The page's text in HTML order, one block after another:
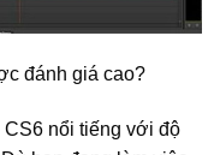
đánh giá cao?
CS6 nổi tiếng với độ